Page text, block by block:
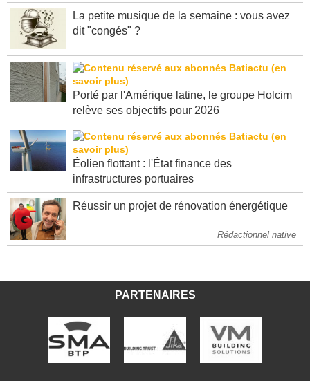
La petite musique de la semaine : vous avez
Porté par l'Amérique latine, le groupe Holcim
Éolien flottant : l'État finance des
Rédactionnel native